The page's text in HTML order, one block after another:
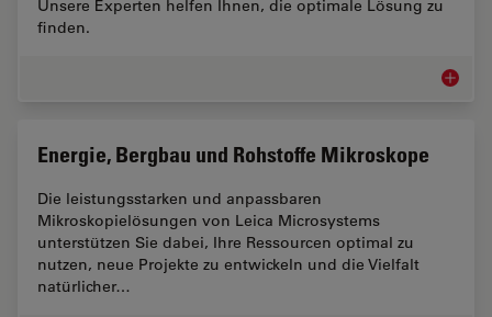
Unsere Experten helfen Ihnen, die optimale Lösung zu
finden.
Energie, Bergbau und Rohstoffe Mikroskope
Die leistungsstarken und anpassbaren
Mikroskopielösungen von Leica Microsystems
unterstützen Sie dabei, Ihre Ressourcen optimal zu
nutzen, neue Projekte zu entwickeln und die Vielfalt
natürlicher…